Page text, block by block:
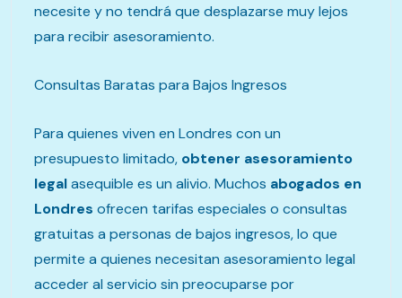
necesite y no tendrá que desplazarse muy lejos
para recibir asesoramiento.
Consultas Baratas para Bajos Ingresos
Para quienes viven en Londres con un
presupuesto limitado, obtener asesoramiento
legalasequible es un alivio. Muchos abogados en
Londres ofrecen tarifas especiales o consultas
gratuitas a personas de bajos ingresos, lo que
permite a quienes necesitan asesoramiento legal
acceder al servicio sin preocuparse por